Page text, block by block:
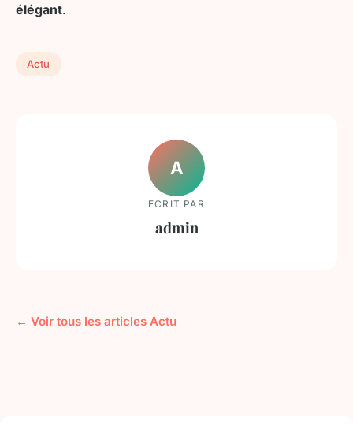
élégant.
Actu
A
ECRIT PAR
admin
← Voir tous les articles Actu